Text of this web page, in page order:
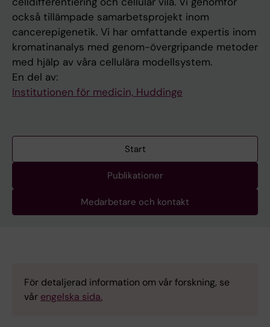
också tillämpade samarbetsprojekt inom
cancerepigenetik. Vi har omfattande expertis inom
kromatinanalys med genom-övergripande metoder
med hjälp av våra cellulära modellsystem.
En del av:
Institutionen för medicin, Huddinge
Start
Publikationer
Medarbetare och kontakt
För detaljerad information om vår forskning, se
vår engelska sida.